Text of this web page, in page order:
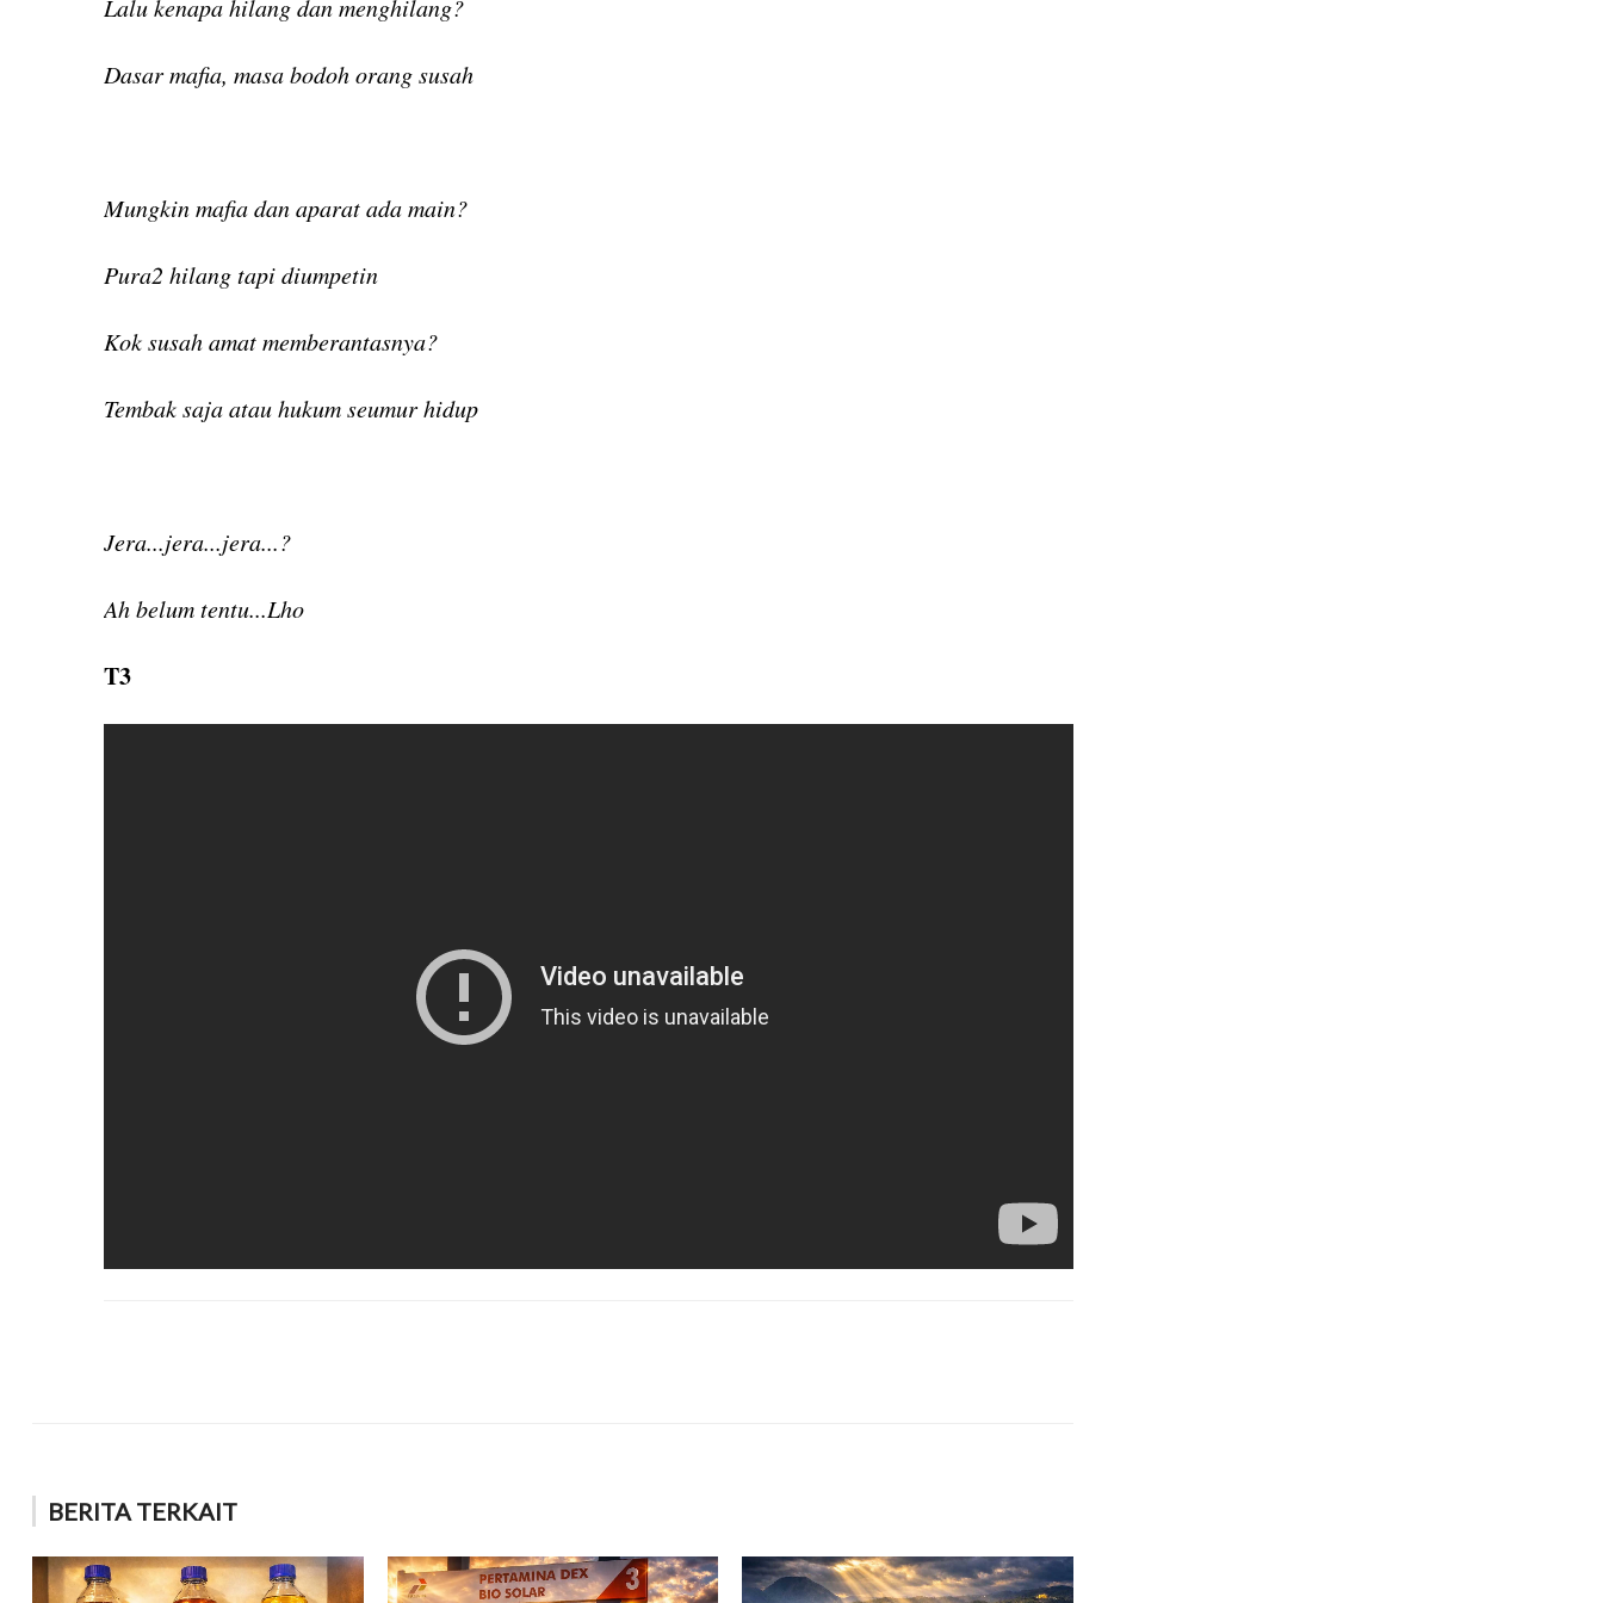
Lalu kenapa hilang dan menghilang?
Dasar mafia, masa bodoh orang susah
Mungkin mafia dan aparat ada main?
Pura2 hilang tapi diumpetin
Kok susah amat memberantasnya?
Tembak saja atau hukum seumur hidup
Jera...jera...jera...?
Ah belum tentu...Lho
T3
BERITA TERKAIT